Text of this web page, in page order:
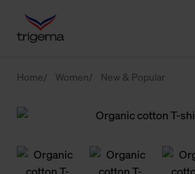
Home Women New & Popular